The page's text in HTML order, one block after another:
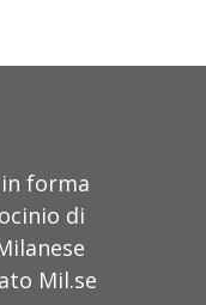
in forma
di
Mil.se